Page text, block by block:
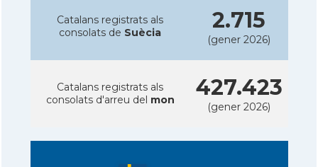
Catalans registrats als
consolats de Suècia 2.715
(gener 2026)
Catalans registrats als
consolats d'arreu del mon 427.423
(gener 2026)